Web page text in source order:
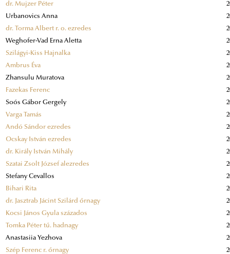
dr. Mujzer Péter
Urbanovics Anna
dr. Torma Albert r. o. ezredes
Weghofer-Vad Erna Aletta
Szilágyi-Kiss Hajnalka
Ambrus Éva
Zhansulu Muratova
Fazekas Ferenc
Soós Gábor Gergely
Varga Tamás
Andó Sándor ezredes
Ocskay István ezredes
dr. Király István Mihály
Szatai Zsolt József alezredes
Stefany Cevallos
Bihari Rita
dr. Jasztrab Jácint Szilárd őrnagy
Kocsi János Gyula százados
Tomka Péter tű. hadnagy
Anastasiia Yezhova
Szép Ferenc r. őrnagy